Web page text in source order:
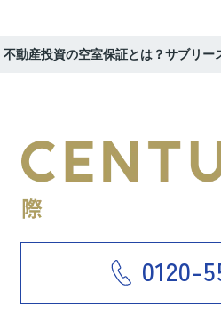
不動産投資の空室保証とは？サブリ
0120-